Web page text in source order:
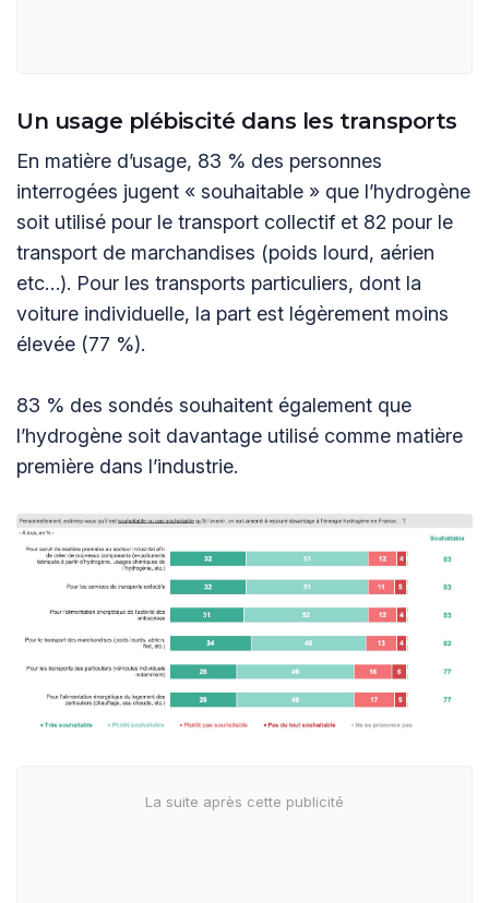
Un usage plébiscité dans les transports
En matière d’usage, 83 % des personnes
interrogées jugent « souhaitable » que l’hydrogène
soit utilisé pour le transport collectif et 82 pour le
transport de marchandises (poids lourd, aérien
etc…). Pour les transports particuliers, dont la
voiture individuelle, la part est légèrement moins
élevée (77 %).
83 % des sondés souhaitent également que
l’hydrogène soit davantage utilisé comme matière
première dans l’industrie.